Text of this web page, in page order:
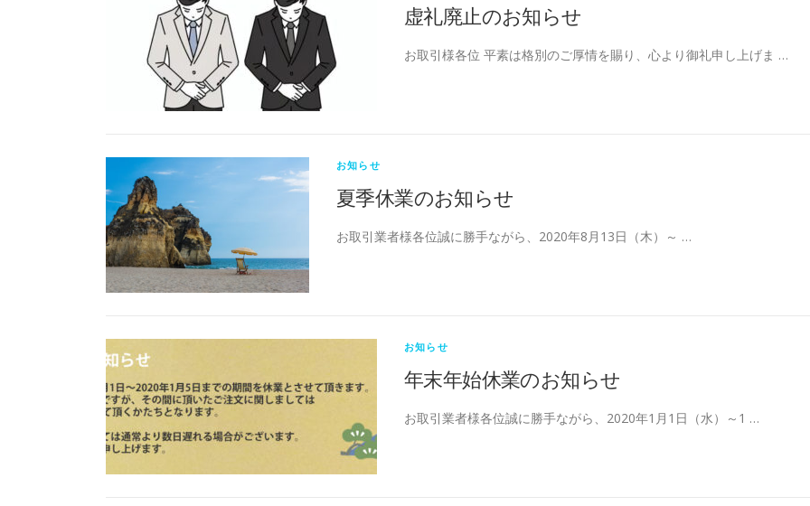
虚礼廃止のお知らせ
お取引様各位 平素は格別のご厚情を賜り、心より御礼申し上げま …
お知らせ
夏季休業のお知らせ
お取引業者様各位誠に勝手ながら、2020年8月13日（木）～ …
お知らせ
年末年始休業のお知らせ
お取引業者様各位誠に勝手ながら、2020年1月1日（水）～1 …